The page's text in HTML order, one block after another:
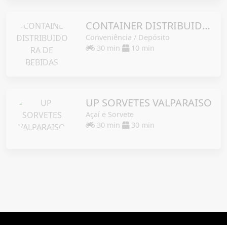
CONTAINER DISTRIBUIDORA DE BEBIDAS
Conveniência / Depósito
30 min
10 min
UP SORVETES VALPARAISO
Açaí e Sorvete
30 min
30 min